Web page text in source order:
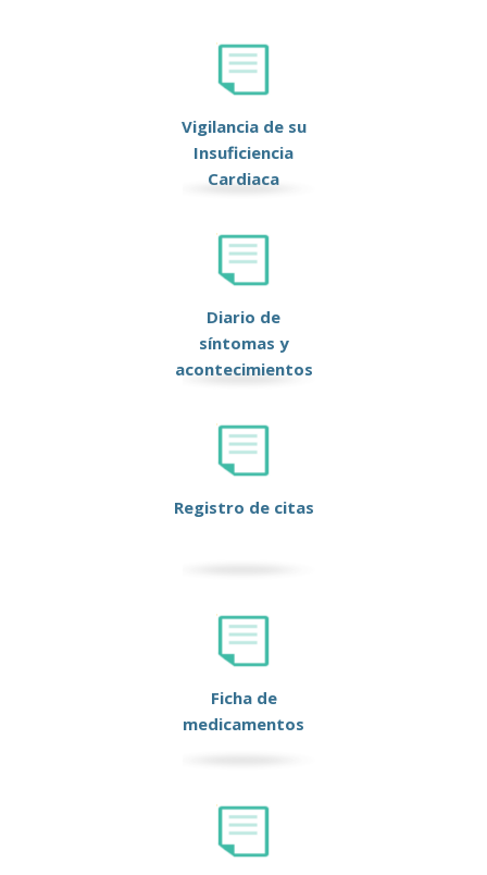
Vigilancia de su
Insuficiencia
Cardiaca
Diario de
síntomas y
acontecimientos
Registro de citas
Ficha de
medicamentos